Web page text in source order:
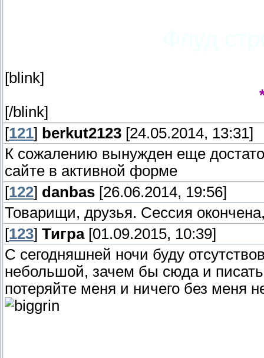
[blink]
[/blink]
[121] berkut2123 [24.05.2014, 13:31]
К сожалению вынужден еще
сайте в активной форме
[122] danbas [26.06.2014, 19:56]
Товарищи, друзья. Сессия
[123] Тигра[01.09.2015, 10:39]
С сегодняшней ночи буду
небольшой, зачем бы сюда и
потеряйте меня и ничего без меня